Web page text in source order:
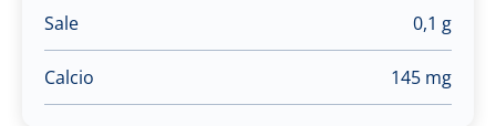
Sale 0,1 g
Calcio 145 mg